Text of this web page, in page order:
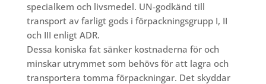
specialkem och livsmedel. UN-godkänd till
transport av farligt gods i förpackningsgrupp I, II
och III enligt ADR.
Dessa koniska fat sänker kostnaderna för och
minskar utrymmet som behövs för att lagra och
transportera tomma förpackningar. Det skyddar